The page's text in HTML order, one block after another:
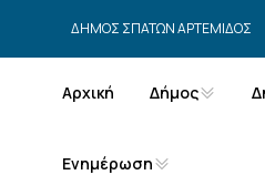
ΔΗΜΟΣ ΣΠΑΤΩΝ ΑΡΤΕΜΙΔΟΣ
Αρχική Δήμος
Ενημέρωση